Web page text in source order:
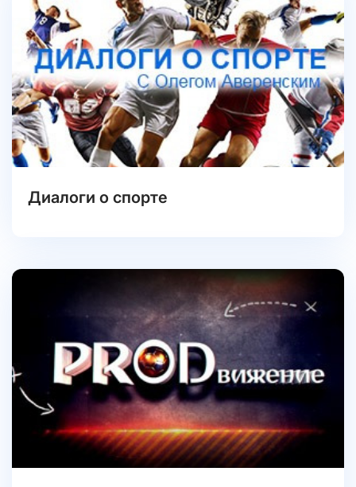
Диалоги о спорте